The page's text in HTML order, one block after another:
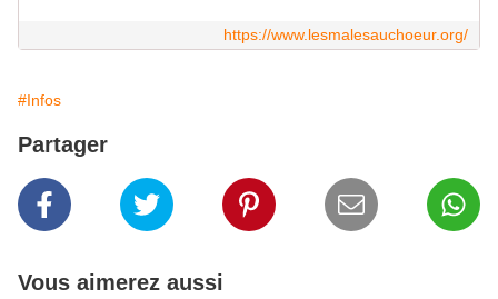
https://www.lesmalesauchoeur.org/
#Infos
Partager
Vous aimerez aussi